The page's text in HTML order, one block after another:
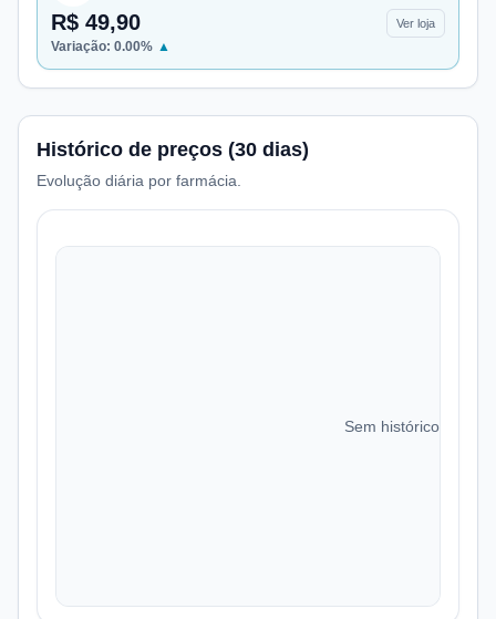
R$ 49,90 Ver loja
Variação: 0.00% ▲
Histórico de preços (30 dias)
Evolução diária por farmácia.
Sem histórico de